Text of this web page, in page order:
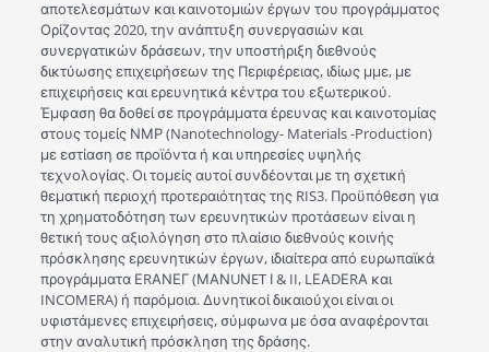
αποτελεσμάτων και καινοτομιών έργων του προγράμματος
Ορίζοντας 2020, την ανάπτυξη συνεργασιών και
συνεργατικών δράσεων, την υποστήριξη διεθνούς
δικτύωσης επιχειρήσεων της Περιφέρειας, ιδίως μμε, με
επιχειρήσεις και ερευνητικά κέντρα του εξωτερικού.
Έμφαση θα δοθεί σε προγράμματα έρευνας και καινοτομίας
στους τομείς ΝΜΡ (Nanotechnology- Materials -Production)
με εστίαση σε προϊόντα ή και υπηρεσίες υψηλής
τεχνολογίας. Οι τομείς αυτοί συνδέονται με τη σχετική
θεματική περιοχή προτεραιότητας της RIS3. Προϋπόθεση για
τη χρηματοδότηση των ερευνητικών προτάσεων είναι η
θετική τους αξιολόγηση στο πλαίσιο διεθνούς κοινής
πρόσκλησης ερευνητικών έργων, ιδιαίτερα από ευρωπαϊκά
προγράμματα ΕRΑΝΕΓ (ΜΑΝUΝET Ι & II, LΕΑDΕRΑ και
INCOMERA) ή παρόμοια. Δυνητικοί δικαιούχοι είναι οι
υφιστάμενες επιχειρήσεις, σύμφωνα με όσα αναφέρονται
στην αναλυτική πρόσκληση της δράσης.